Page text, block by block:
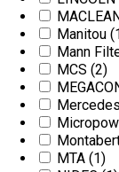
Manitou
Mann
MCS (2)
MTA (1)